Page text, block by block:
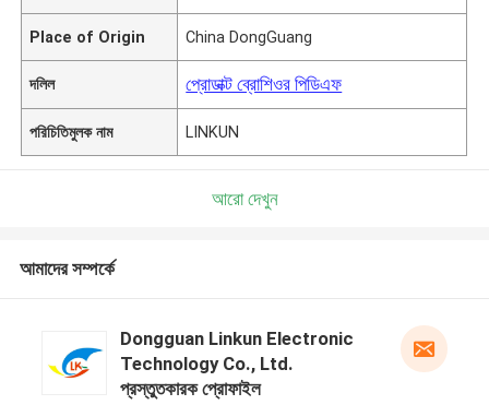
Place of Origin China DongGuang
দলিল প্রোডাক্ট ব্রোশিওর পিডিএফ
পরিচিতিমুলক নাম LINKUN
আরো দেখুন
আমাদের সম্পর্কে
Dongguan Linkun Electronic
Technology Co., Ltd.
প্রস্তুতকারক প্রোফাইল